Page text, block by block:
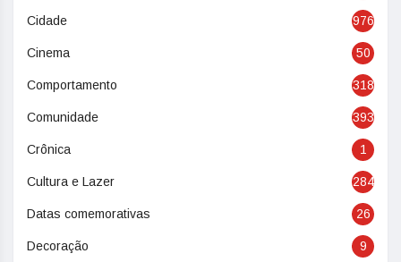
Cidade 976
Cinema 50
Comportamento 318
Comunidade 393
Crônica 1
Cultura e Lazer 284
Datas comemorativas 26
Decoração 9